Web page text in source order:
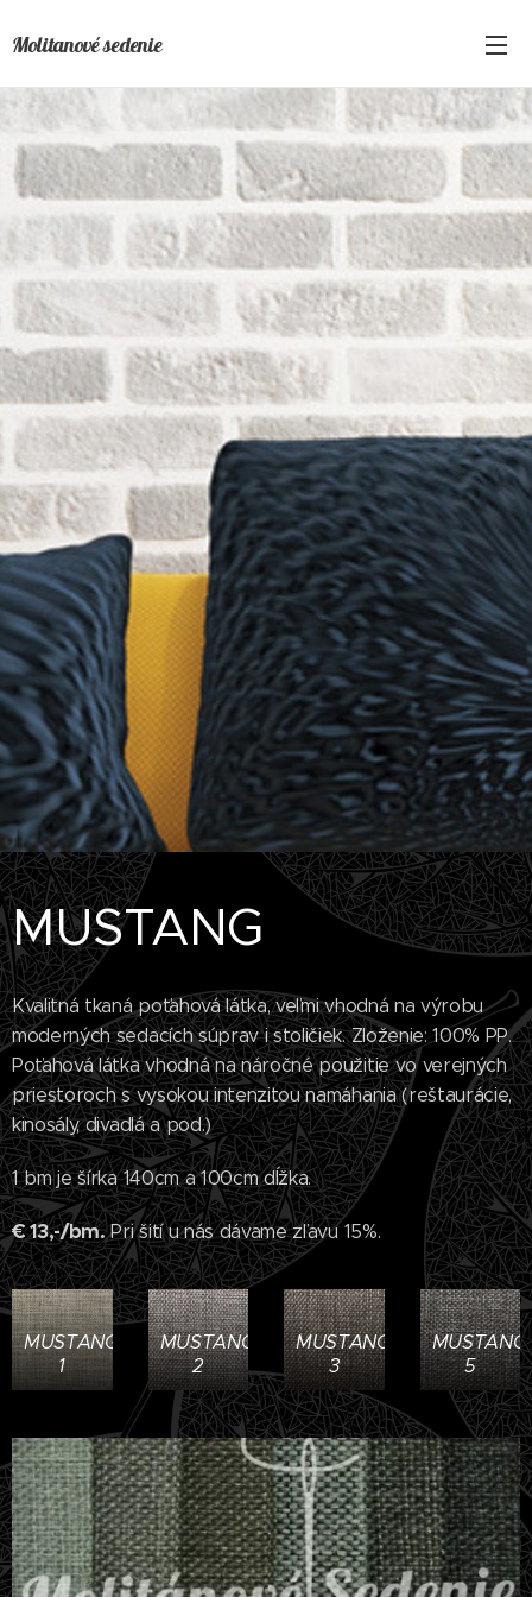
Molitanové sedenie
MUSTANG
Kvalitná tkaná poťahová látka, veľmi vhodná na výrobu
moderných sedacích súprav i stoličiek. Zloženie: 100% PP.
Poťahová látka vhodná na náročné použitie vo verejných
priestoroch s vysokou intenzitou namáhania (reštaurácie,
kinosály, divadlá a pod.)
1 bm je šírka 140cm a 100cm dĺžka.
€ 13,-/bm.Pri šití u nás dávame zľavu 15%.
MUSTANG
1
MUSTANG
2
MUSTANG
3
MUSTANG
5